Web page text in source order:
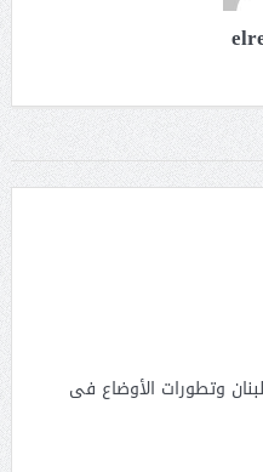
وتطورات الأوضاع فى